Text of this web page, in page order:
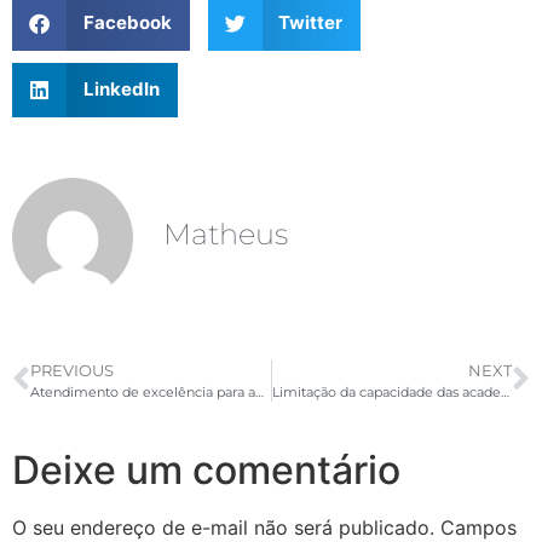
Facebook Twitter
LinkedIn
Matheus
PREVIOUS
Atendimento de excelência para academias:
NEXT
Limitação da capacidade das academias
Deixe um comentário
O seu endereço de e-mail não será publicado. Campos